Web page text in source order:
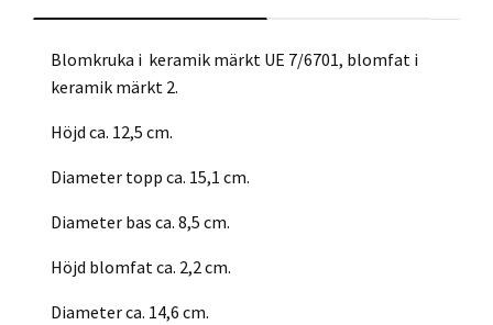
Blomkruka i keramik märkt UE 7/6701, blomfat i
keramik märkt 2.
Höjd ca. 12,5 cm.
Diameter topp ca. 15,1 cm.
Diameter bas ca. 8,5 cm.
Höjd blomfat ca. 2,2 cm.
Diameter ca. 14,6 cm.